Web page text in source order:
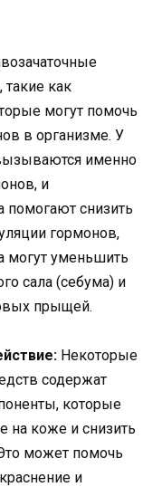
как
могут помочь
в организме. У
именно
и
помогают снизить
гормонов,
могут уменьшить
сала (себума) и
прыщей.
Некоторые
содержат
которые
на коже и снизить
может помочь
и